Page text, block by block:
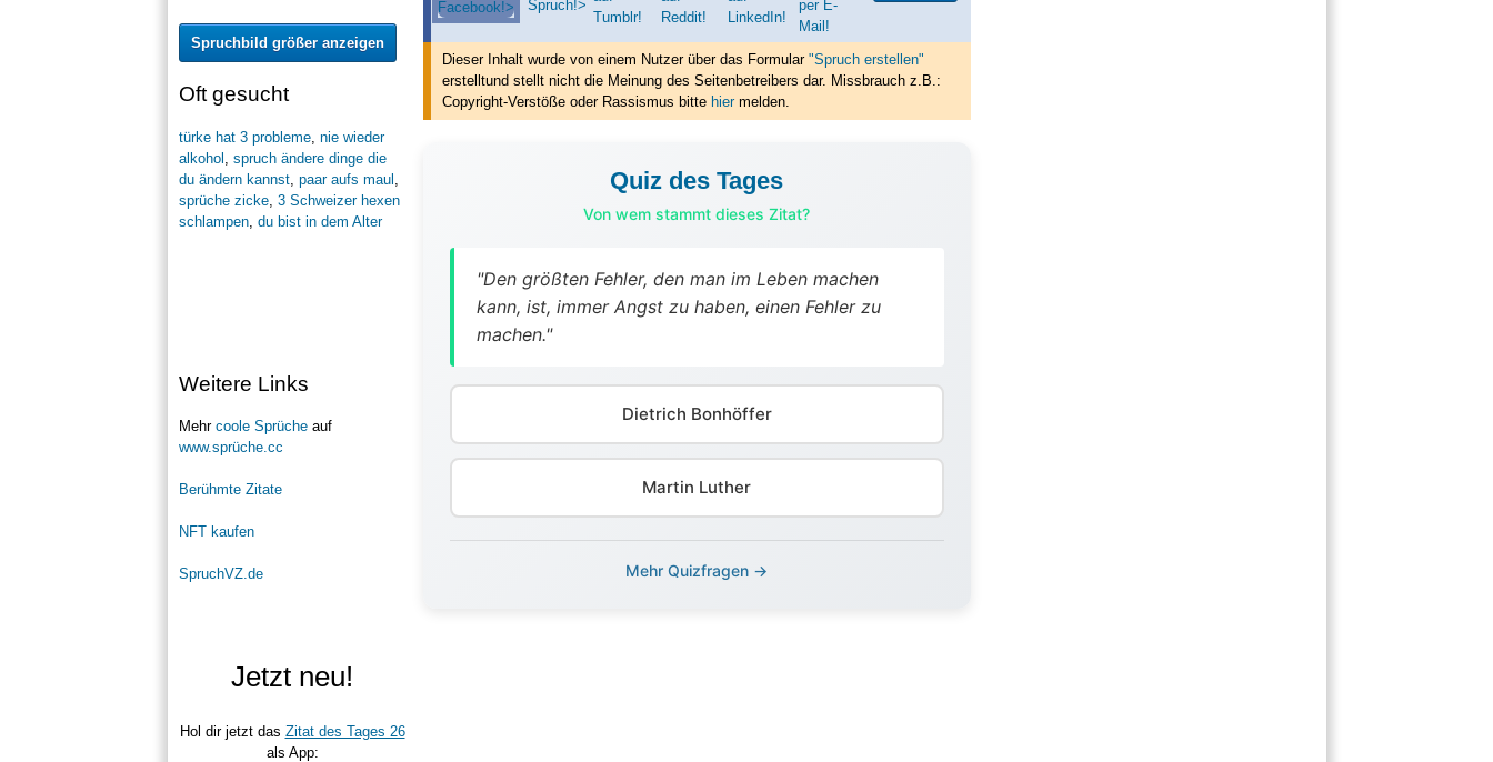
Spruchbild größer anzeigen
Oft gesucht
türke hat 3 probleme, nie wieder
alkohol spruch ändere dinge die
du ändern kannst, paar aufs maul
sprüche zicke, 3 Schweizer hexen
schlampen, du bist in dem Alter
Weitere Links
Mehr coole Sprücheauf
www.sprüche.cc
Berühmte Zitate
NFT kaufen
SpruchVZ.de
Jetzt neu!
Hol dir jetzt das Zitat des Tages 26
als App:
Dieser Inhalt wurde von einem Nutzer über das Formular "Spruch erstellen"
erstelltund stellt nicht die Meinung des Seitenbetreibers dar. Missbrauch z.B.:
Copyright-Verstöße oder Rassismus bitte hiermelden.
Quiz des Tages
Von wem stammt dieses Zitat?
"Den größten Fehler, den man im Leben machen
kann, ist, immer Angst zu haben, einen Fehler zu
machen."
Dietrich Bonhöffer
Martin Luther
Mehr Quizfragen →